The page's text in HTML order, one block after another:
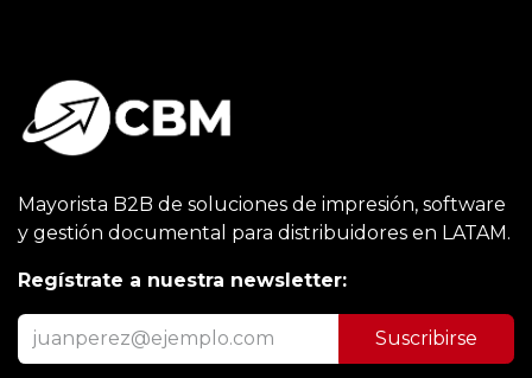
Mayorista B2B de soluciones de impresión, software
y gestión documental para distribuidores en LATAM.
Regístrate a nuestra newsletter:
Suscribirse